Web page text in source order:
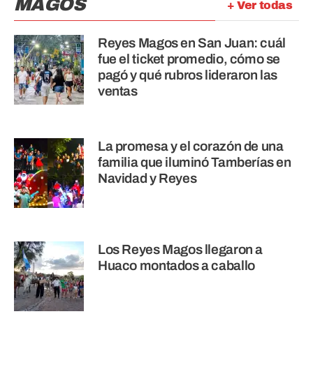
+ Ver todas
MAGOS
Reyes Magos en San Juan: cuál
fue el ticket promedio, cómo se
pagó y qué rubros lideraron las
ventas
La promesa y el corazón de una
familia que iluminó Tamberías en
Navidad y Reyes
Los Reyes Magos llegaron a
Huaco montados a caballo